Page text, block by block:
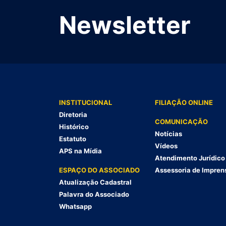
Newsletter
INSTITUCIONAL
Diretoria
Histórico
Estatuto
APS na Mídia
ESPAÇO DO ASSOCIADO
Atualização Cadastral
Palavra do Associado
Whatsapp
FILIAÇÃO ONLINE
COMUNICAÇÃO
Notícias
Vídeos
Atendimento Jurídico
Assessoria de